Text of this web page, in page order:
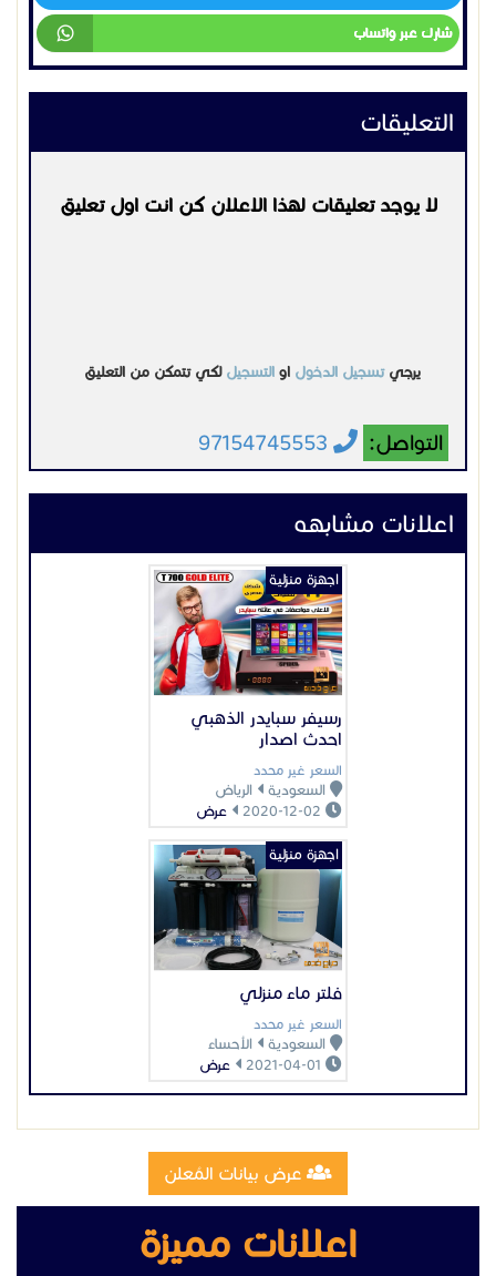
شارك عبر واتساب
التعليقات
لا يوجد تعليقات لهذا الاعلان كن انت اول تعليق
يرجيتسجيل الدخول او التسجيل لكي تتمكن من التعليق
التواصل: 97154745553
اعلانات مشابهه
رسيفر سبايدر الذهبي
احدث اصدار
السعر غير محدد
السعودية
الرياض
عرض
اجهزة منزلية
فلتر ماء منزلي
السعر غير محدد
السعودية
الأحساء
عرض
اجهزة منزلية
عرض بيانات المُعلن
اعلانات مميزة